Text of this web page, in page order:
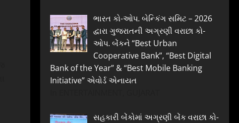
ભારત કો-ઓપ. બેન્કિંગ સમિટ – 2026
દ્વારા ગુજરાતની અગ્રણી વરાછા કો-
ઓપ. બેંકને “Best Urban
Cooperative Bank”, “Best Digital
Bank of the Year” & “Best Mobile Banking
Initiative” એવોર્ડ એનાયત
સહકારી બેંકોમાં અગ્રણી બેંક વરાછા કો-